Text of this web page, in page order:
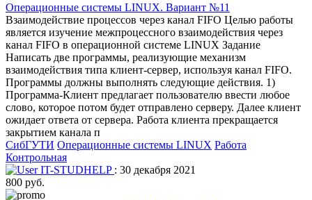
Операционные системы LINUX. Вариант №11
Взаимодействие процессов через канал FIFO Целью работы
является изучение межпроцессного взаимодействия через
канал FIFO в операционной системе LINUX Задание
Написать две программы, реализующие механизм
взаимодействия типа клиент-сервер, используя канал FIFO.
Программы должны выполнять следующие действия. 1)
Программа-Клиент предлагает пользователю ввести любое
слово, которое потом будет отправлено серверу. Далее клиент
ожидает ответа от сервера. Работа клиента прекращается
закрытием канала п
СибГУТИ Операционные системы LINUX Работа
Контрольная
IT-STUDHELP : 30 декабря 2021
800 руб.